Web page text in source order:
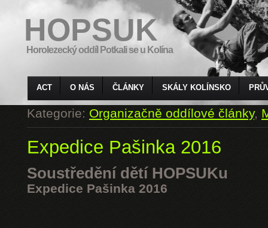
HOPSUK
Horolezecký oddíl Potkali se u Kolína
ACT O NÁS ČLÁNKY SKÁLY KOLÍNSKO
Kategorie:Organizačně oddílové články,
Expedice Pašinka 2016
Soustředění dětí HOPSUKu
Expedice Pašinka 2016